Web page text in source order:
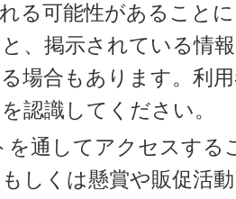
る可能性があること
、掲示されている情
場合もあります。利
認識してください。
を通してアクセスする
しくは懸賞や販促活